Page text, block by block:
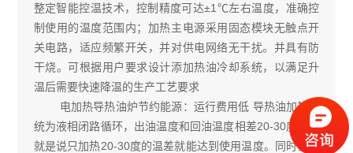
整定智能控温技术，控制精度可达±1℃左右温度，准确控
制使用的温度范围内；加热主电源采用固态模块无触点开
关电路，适应频繁开关，并对供电网络无干扰。并具有防
干烧。可根据用户要求设计添加热油冷却系统，以满足升
温后需要快速降温的生产工艺要求
电加热导热油炉节约能源：运行费用低 导热油加热系
统为液相闭路循环，出油温度和回油温度相差20-30度，也
就是说只加热20-30度的温差就能达到使用温度。同时该设